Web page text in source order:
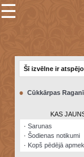
×
Šodienas
notikumi
☰
Šī izvēlne ir
● Cūkkārpas
KAS
· Sarunas
· Šodienas notikumi
· Kopš pēdējā